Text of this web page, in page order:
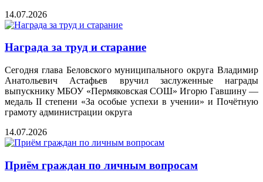
14.07.2026
Награда за труд и старание
Сегодня глава Беловского муниципального округа Владимир
Анатольевич Астафьев вручил заслуженные награды
выпускнику МБОУ «Пермяковская СОШ» Игорю Гавшину —
медаль II степени «За особые успехи в учении» и Почётную
грамоту администрации округа
14.07.2026
Приём граждан по личным вопросам